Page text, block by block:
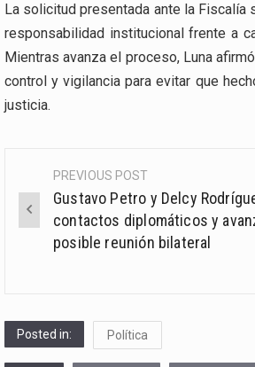
La solicitud presentada ante la
responsabilidad institucional frente a
Mientras avanza el proceso, Luna
control y vigilancia para evitar que
justicia.
Post
navigation
PREVIOUS POST
Gustavo Petro y Delcy
contactos diplomáticos y
posible reunión bilateral
Posted in: Política